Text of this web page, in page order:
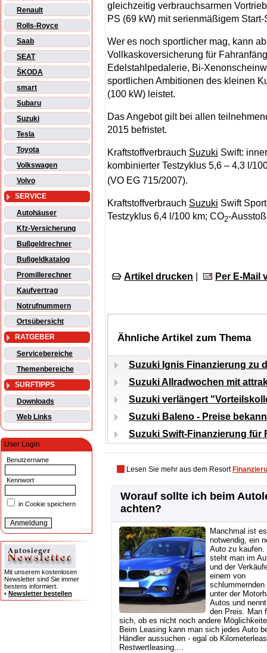
Renault
Rolls-Royce
Saab
SEAT
ŠKODA
smart
Subaru
Suzuki
Tesla
Toyota
Volkswagen
Volvo
SERVICE
Autohäuser
Kfz-Versicherung
Bußgeldrechner
Bußgeldkatalog
Promillerechner
Kaufvertrag
Notrufnummern
Ortsübersicht
RATGEBER
Servicebereiche
Themenbereiche
SURFTIPPS
Downloads
Web Links
User Login
Benutzername
Kennwort
in Cookie speichern
Mit unserem kostenlosen
Newsletter sind Sie immer
bestens informiert.
• Newsletter bestellen
gleichzeitig verbrauchsarmen
PS (69 kW) mit serienmäßigem
Wer es noch sportlicher mag, kann
Vollkaskoversicherung für
Edelstahlpedalerie, Bi-
sportlichen Ambitionen des kleinen
(100 kW) leistet.
Das Angebot gilt bei allen
2015 befristet.
Kraftstoffverbrauch Suzuki Swift:
kombinierter Testzyklus 5,6 – 4,3 l/
(VO EG 715/2007).
Kraftstoffverbrauch Suzuki Swift
Testzyklus 6,4 l/100 km; CO2-
Artikel drucken Per E-Mail
Ähnliche Artikel zum Thema
Suzuki Ignis Finanzierung zu
Suzuki Allradwochen mit
Suzuki verlängert
Suzuki Baleno - Preise
Suzuki Swift-Finanzierung für
Lesen Sie mehr aus dem Resort
Worauf sollte ich beim
achten?
Manchmal ist es
notwendig, ein
Auto zu kaufen.
steht man im
und der
einem von
schlummernden
unter der
Autos und
den Preis. Man
sich, ob es nicht noch andere
Beim Leasing kann man sich jedes Auto
Händler aussuchen - egal ob
Restwertleasing....